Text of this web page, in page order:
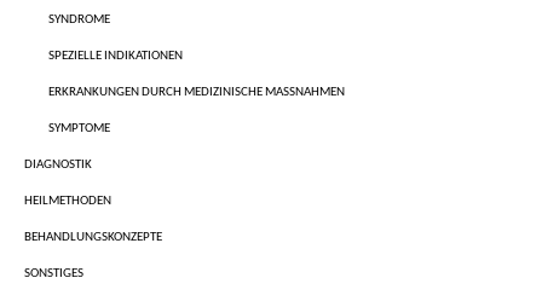
SYNDROME
SPEZIELLE INDIKATIONEN
ERKRANKUNGEN DURCH MEDIZINISCHE MASSNAHMEN
SYMPTOME
DIAGNOSTIK
HEILMETHODEN
BEHANDLUNGSKONZEPTE
SONSTIGES